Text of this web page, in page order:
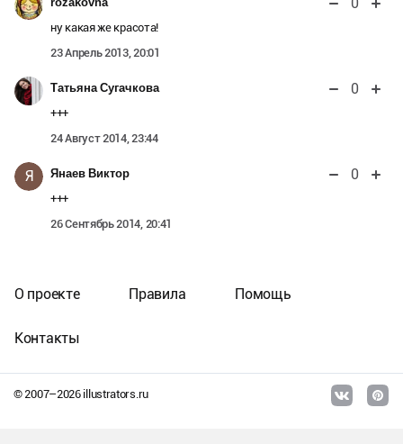
0
ну какая же красота!
23 Апрель 2013, 20:01
Татьяна Сугачкова 0
+++
24 Август 2014, 23:44
Я Янаев Виктор 0
+++
26 Сентябрь 2014, 20:41
© 2007–2026illustrators.ru
О проекте Правила Помощь
Контакты